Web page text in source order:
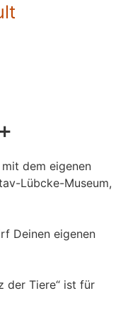
dem eigenen
Lübcke-Museum,
Deinen eigenen
der Tiere“ ist für